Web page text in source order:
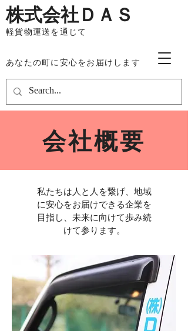
​株式会社ＤＡＳ
​あなたの町に安心をお届けします
軽貨物運送を通じて
会社概要
私たちは人と人を繋げ、地域
に安心をお届けできる企業を
目指し、未来に向けて歩み続
けて参ります。